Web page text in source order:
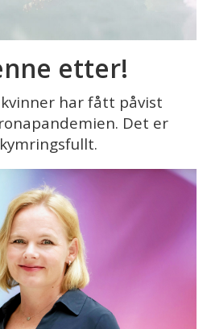
etter!
har fått påvist
Det er